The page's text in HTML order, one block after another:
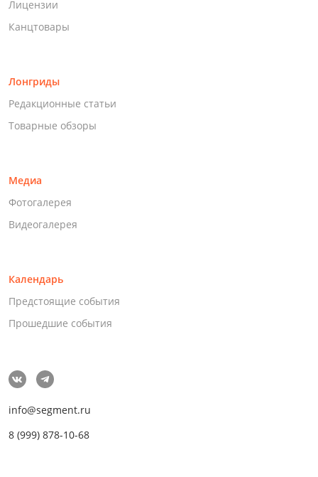
Лицензии
Канцтовары
Лонгриды
Редакционные статьи
Товарные обзоры
Медиа
Фотогалерея
Видеогалерея
Календарь
Предстоящие события
Прошедшие события
info@segment.ru
8 (999) 878-10-68